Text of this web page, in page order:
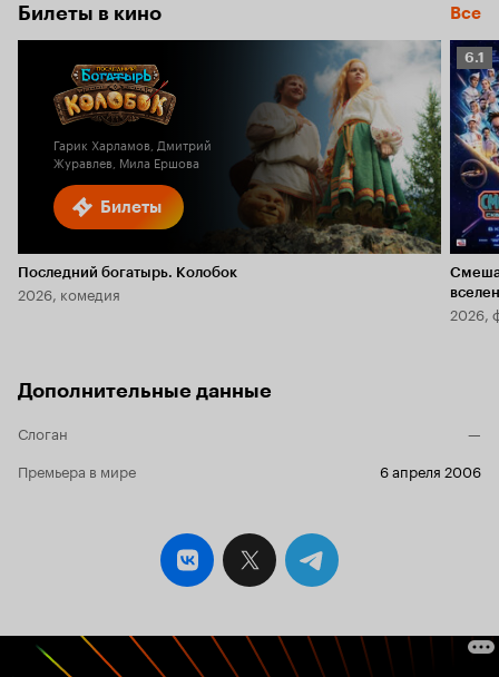
Билеты в кино Все
Билеты
Гарик Харламов, Дмитрий
Журавлев, Мила Ершова
Последний богатырь. Колобок
2026, комедия
6.1
6.1
2026,
Дополнительные данные
Слоган
—
Премьера в мире
6 апреля 2006